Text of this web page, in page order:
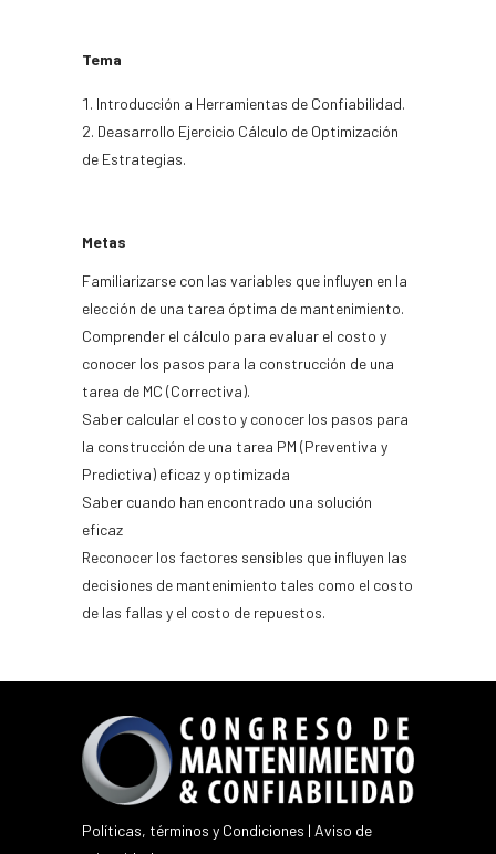
Tema
Introducción a Herramientas de Confiabilidad.
Deasarrollo Ejercicio Cálculo de Optimización
de Estrategias.
Metas
Familiarizarse con las variables que influyen en la
elección de una tarea óptima de mantenimiento.
Comprender el cálculo para evaluar el costo y
conocer los pasos para la construcción de una
tarea de MC (Correctiva).
Saber calcular el costo y conocer los pasos para
la construcción de una tarea PM (Preventiva y
Predictiva) eficaz y optimizada
Saber cuando han encontrado una solución
eficaz
Reconocer los factores sensibles que influyen las
decisiones de mantenimiento tales como el costo
de las fallas y el costo de repuestos.
Políticas, términos y Condiciones | Aviso de